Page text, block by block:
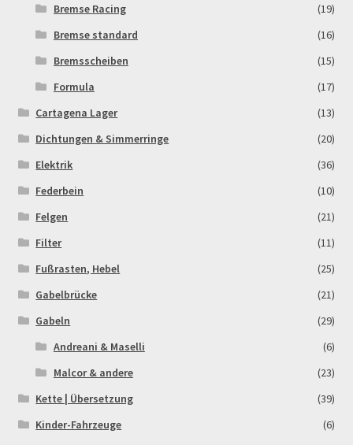
My Account
My Profile
Order Confirmation
Order Failed
Pitbike Junior
Pitbike-Training
TOPstrecken
POLITICA DE COOKIES
Bremse Racing
(19)
Bremse standard
(16)
Bremsscheiben
(15)
Formula
(17)
Cartagena Lager
(13)
Dichtungen & Simmerringe
(20)
Elektrik
(36)
Federbein
(10)
Felgen
(21)
Filter
(11)
Fußrasten, Hebel
(25)
Gabelbrücke
(21)
Gabeln
(29)
Andreani & Maselli
(6)
Malcor & andere
(23)
Kette | Übersetzung
(39)
Kinder-Fahrzeuge
(6)